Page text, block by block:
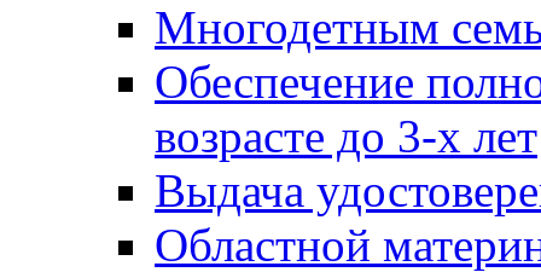
Многодетным
Обеспечение
возрасте до 3-х лет
Выдача
Областной